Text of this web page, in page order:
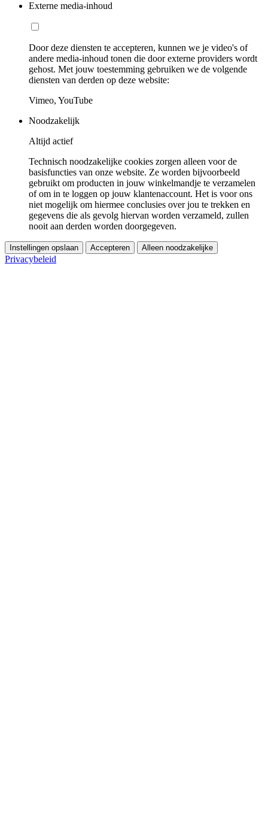
Externe media-inhoud
Door deze diensten te accepteren, kunnen we je video's of
andere media-inhoud tonen die door externe providers wordt
gehost. Met jouw toestemming gebruiken we de volgende
diensten van derden op deze website:
Vimeo, YouTube
Noodzakelijk
Altijd actief
Technisch noodzakelijke cookies zorgen alleen voor de
basisfuncties van onze website. Ze worden bijvoorbeeld
gebruikt om producten in jouw winkelmandje te verzamelen
of om in te loggen op jouw klantenaccount. Het is voor ons
niet mogelijk om hiermee conclusies over jou te trekken en
gegevens die als gevolg hiervan worden verzameld, zullen
nooit aan derden worden doorgegeven.
Instellingen opslaan Accepteren Alleen noodzakelijke
Privacybeleid